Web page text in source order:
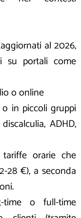
al 2026,
su portali come
o online
in piccoli gruppi
ADHD,
orarie che
28 €), a seconda
o full-time